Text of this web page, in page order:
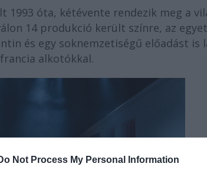
Not Process My Personal Information
1993 óta, kétévente rendezik meg a
14 produkció került színre, az
és egy soknemzetiségű előadást
alkotókkal.